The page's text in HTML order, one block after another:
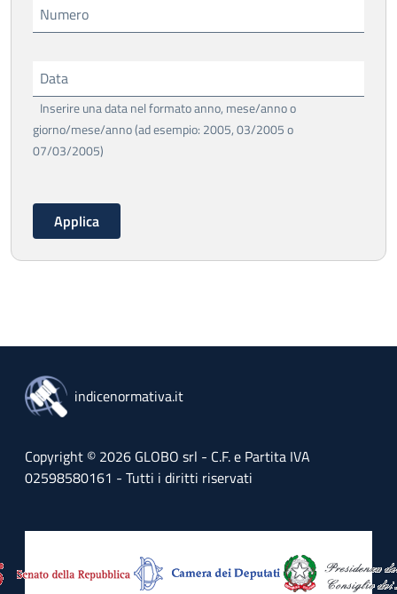
Numero
Data
Inserire una data nel formato anno, mese/anno o
giorno/mese/anno (ad esempio: 2005, 03/2005 o
07/03/2005)
indicenormativa.it
Copyright © 2026 GLOBO srl - C.F. e Partita IVA
02598580161 - Tutti i diritti riservati